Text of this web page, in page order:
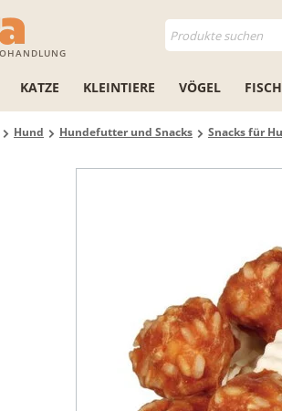
KATZE KLEINTIERE VÖGEL
Hund Hundefutter und Snacks Snacks für